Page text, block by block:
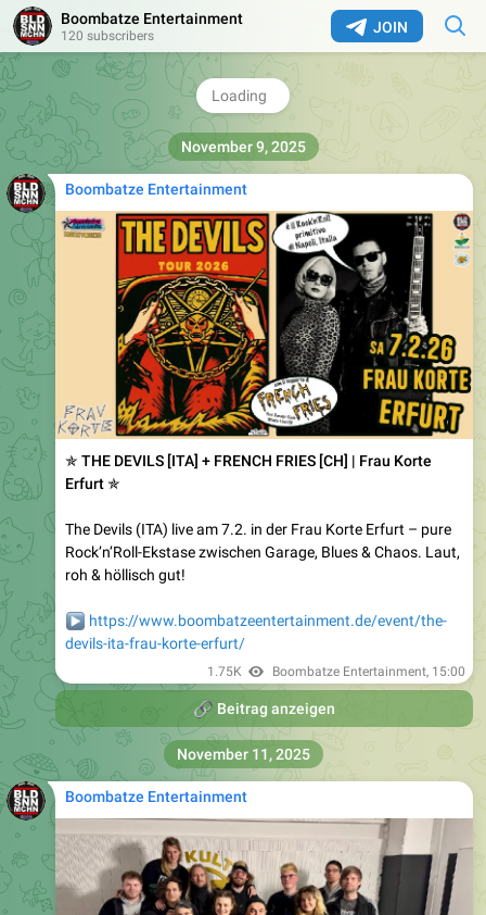
JOIN
Boombatze Entertainment
120 subscribers
https://youtu.be/Y6v1UbMoV0c
#bldsnnmchn
1.86K
Boombatze Entertainment
✯ THE DEVILS [ITA] + FRENCH FRIES [CH] | Frau Korte
Erfurt ✯
The Devils (ITA) live am 7.2. in der Frau Korte Erfurt – pure
Rock’n’Roll-Ekstase zwischen Garage, Blues & Chaos. Laut,
roh & höllisch gut!
https://www.boombatzeentertainment.de/event/the-
devils-ita-frau-korte-erfurt/
1.75K Boombatze Entertainment, 15:00
🔗Beitrag anzeigen
November 9, 2025
Boombatze Entertainment
November 11, 2025